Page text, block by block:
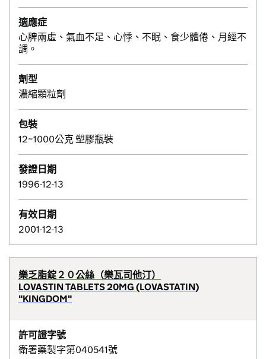
適應症
心脾兩虛、氣血不足、心悸、不眠、食少體倦、月經不
調。
劑型
濃縮顆粒劑
包裝
12~1000公克 塑膠瓶裝
發證日期
1996-12-13
有效日期
2001-12-13
樂乏脂錠２０公絲（樂瓦司他汀）
LOVASTIN TABLETS 20MG (LOVASTATIN)
"KINGDOM"
許可證字號
衛署藥製字第040541號